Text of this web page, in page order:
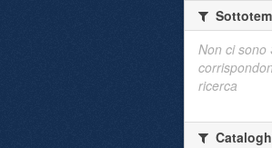
Non ci sono
ricerca